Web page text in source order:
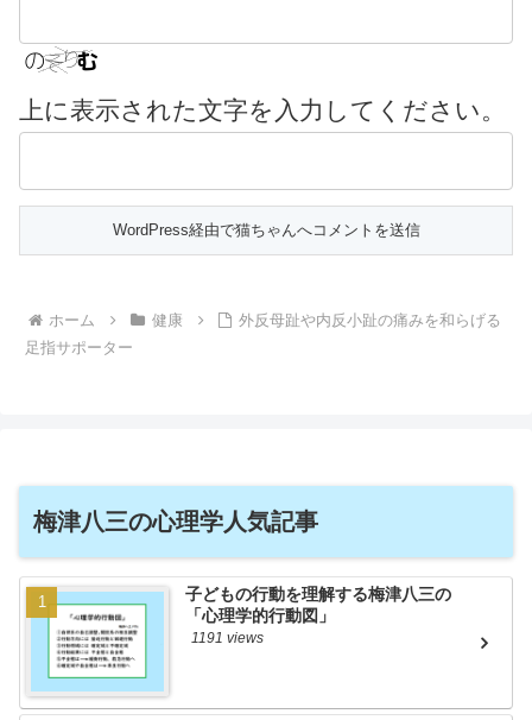
上に表示された文字を入力してください。
ホーム 健康
外反母趾や内反小趾の痛みを和らげる
足指サポーター
梅津八三の心理学人気記事
子どもの行動を理解する梅津八三の
「心理学的行動図」
1191 views